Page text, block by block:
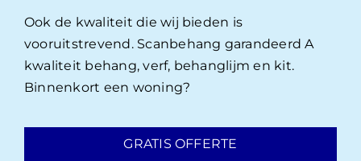
Ook de kwaliteit die wij bieden is
vooruitstrevend. Scanbehang garandeerd A
kwaliteit behang, verf, behanglijm en kit.
Binnenkort een woning?
GRATIS OFFERTE